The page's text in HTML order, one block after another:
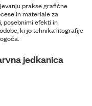
prakse grafične
in materiale za
posebnimi efekti in
ki jo tehnika litografije
jedkanica